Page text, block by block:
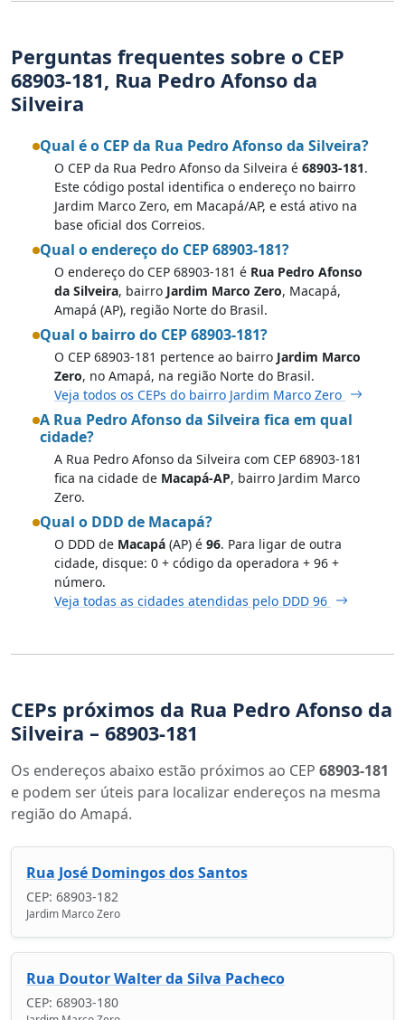
Perguntas frequentes sobre o CEP
68903-181, Rua Pedro Afonso da
Silveira
Qual é o CEP da Rua Pedro Afonso da Silveira?
O CEP da Rua Pedro Afonso da Silveira é 68903-181.
Este código postal identifica o endereço no bairro
Jardim Marco Zero, em Macapá/AP, e está ativo na
base oficial dos Correios.
Qual o endereço do CEP 68903-181?
O endereço do CEP 68903-181 é Rua Pedro Afonso
da Silveira, bairro Jardim Marco Zero, Macapá,
Amapá (AP), região Norte do Brasil.
Qual o bairro do CEP 68903-181?
O CEP 68903-181 pertence ao bairro Jardim Marco
Zero, no Amapá, na região Norte do Brasil.
Veja todos os CEPs do bairro Jardim Marco Zero
A Rua Pedro Afonso da Silveira fica em qual
cidade?
A Rua Pedro Afonso da Silveira com CEP 68903-181
fica na cidade de Macapá-AP, bairro Jardim Marco
Zero.
Qual o DDD de Macapá?
O DDD de Macapá (AP) é 96. Para ligar de outra
cidade, disque: 0 + código da operadora + 96 +
número.
Veja todas as cidades atendidas pelo DDD 96
CEPs próximos da Rua Pedro Afonso da
Silveira – 68903-181
Os endereços abaixo estão próximos ao CEP 68903-181
e podem ser úteis para localizar endereços na mesma
região do Amapá.
Rua José Domingos dos Santos
CEP: 68903-182
Jardim Marco Zero
Rua Doutor Walter da Silva Pacheco
CEP: 68903-180